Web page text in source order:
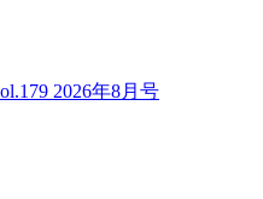
2026年8月号